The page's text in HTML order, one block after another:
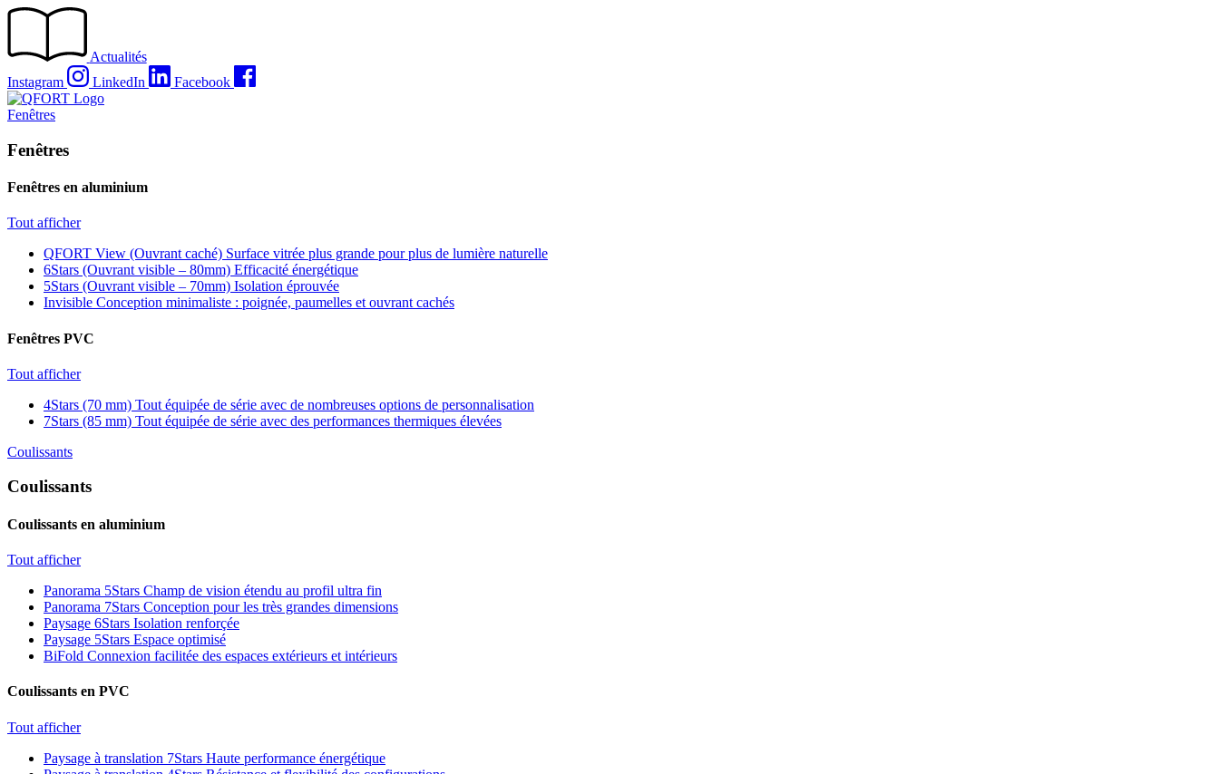
Passer
Actualités
Instagram
LinkedIn Facebook
Fenêtres
Fenêtres
Fenêtres en aluminium
Tout afficher
QFORT View (Ouvrant caché) Surface vitrée plus grande pour plus de lumière naturelle
6Stars (Ouvrant visible – 80mm) Efficacité énergétique
5Stars (Ouvrant visible – 70mm) Isolation éprouvée
Invisible Conception minimaliste : poignée, paumelles et ouvrant cachés
Fenêtres PVC
Tout afficher
4Stars (70 mm) Tout équipée de série avec de nombreuses options de personnalisation
7Stars (85 mm) Tout équipée de série avec des performances thermiques élevées
Coulissants
Coulissants
Coulissants en aluminium
Tout afficher
Panorama 5Stars Champ de vision étendu au profil ultra fin
Panorama 7Stars Conception pour les très grandes dimensions
Paysage 6Stars Isolation renforçée
Paysage 5Stars Espace optimisé
BiFold Connexion facilitée des espaces extérieurs et intérieurs
Coulissants en PVC
Tout afficher
Paysage à translation 7Stars Haute performance énergétique